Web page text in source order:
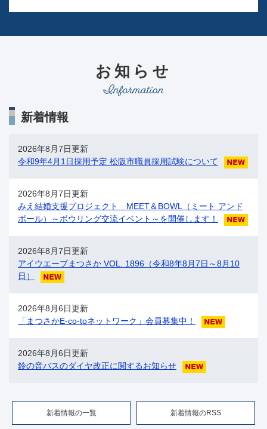
お知らせ
新着情報
2026年8月7日更新
令和9年4月1日採用予定 松阪市職員採用試験について
2026年8月7日更新
みえ結婚支援プロジェクト ​MEET＆BOWL（ミート アンド
ボール）～ボウリング交流イベント～を開催します！
2026年8月7日更新
アイウエーブまつさか VOL. 1896（令和8年8月7日～8月10
日）
2026年8月6日更新
「まつさかE-co-toネットワーク」会員募集中！
2026年8月6日更新
鈴の音バスのダイヤ改正に関するお知らせ
新着情報の一覧 新着情報のRSS